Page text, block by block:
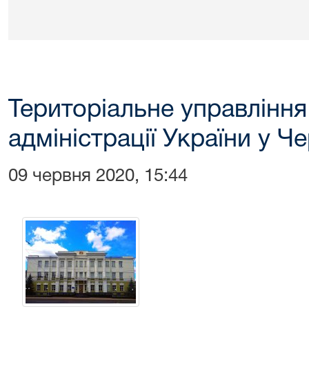
Територіальне
адміністрації України у
09 червня 2020, 15:44